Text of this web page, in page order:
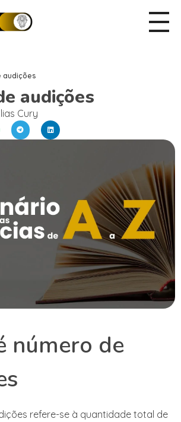
audições
audições
Cury
número de
refere-se à quantidade total de